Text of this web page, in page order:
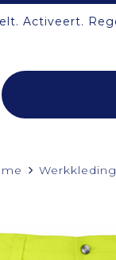
Activeert.
Werkkleding